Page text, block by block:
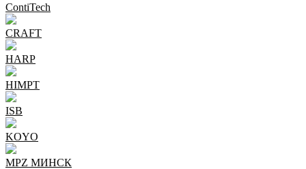
ContiTech
CRAFT
HARP
HIMPT
ISB
KOYO
MPZ МИНСК